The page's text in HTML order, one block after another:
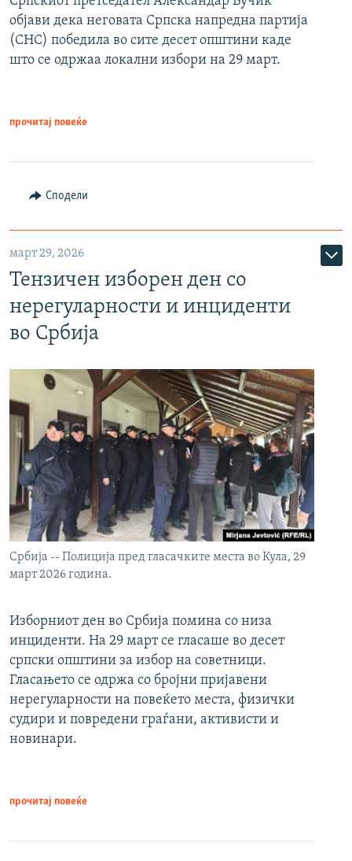
објави дека неговата Српска напредна партија
(СНС) победила во сите десет општини каде
што се одржаа локални избори на 29 март.
прочитај повеќе
Сподели
март 29, 2026
Тензичен изборен ден со
нерегуларности и инциденти
во Србија
Србија -- Полиција пред гласачките места во Кула, 29
март 2026 година.
Изборниот ден во Србија помина со низа
инциденти. На 29 март се гласаше во десет
српски општини за избор на советници.
Гласањето се одржа со бројни пријавени
нерегуларности на повеќето места, физички
судири и повредени граѓани, активисти и
новинари.
прочитај повеќе